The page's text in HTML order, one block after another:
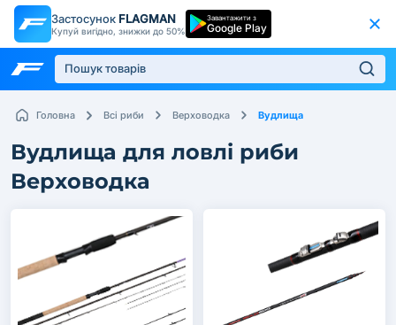
Застосунок FLAGMAN
Купуй вигідно, знижки до 50%
Завантажити з
Google Play
Головна Всі риби Верховодка Вудлища
Вудлища для ловлі риби
Верховодка